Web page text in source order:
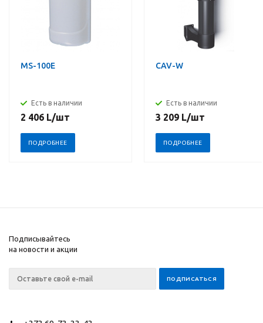
MS-100E
Есть в наличии
2 406 L/шт
ПОДРОБНЕЕ
CAV-W
Есть в наличии
3 209 L/шт
ПОДРОБНЕЕ
Подписывайтесь
на новости и акции